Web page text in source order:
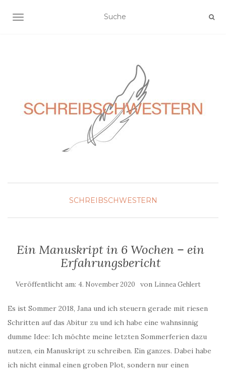
NAVIGATION EIN-/AUSSCHALTEN
SCHREIBSCHWESTERN
Ein Manuskript in 6 Wochen – ein
Erfahrungsbericht
Veröffentlicht am: 4. November 2020 von Linnea Gehlert
Es ist Sommer 2018, Jana und ich steuern gerade mit riesen
Schritten auf das Abitur zu und ich habe eine wahnsinnig
dumme Idee: Ich möchte meine letzten Sommerferien dazu
nutzen, ein Manuskript zu schreiben. Ein ganzes. Dabei habe
ich nicht einmal einen groben Plot, sondern nur einen